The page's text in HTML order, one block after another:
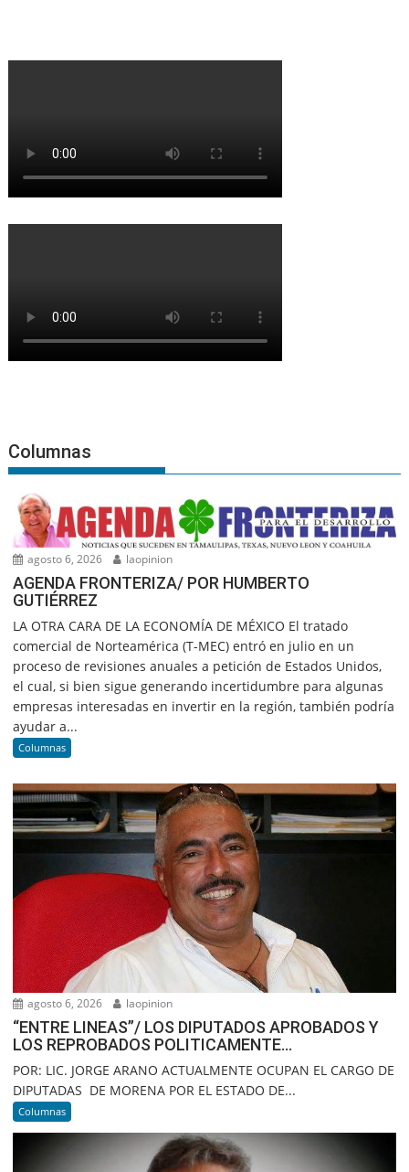
Columnas
agosto 6, 2026 laopinion
AGENDA FRONTERIZA/ POR HUMBERTO
GUTIÉRREZ
LA OTRA CARA DE LA ECONOMÍA DE MÉXICO El tratado
comercial de Norteamérica (T-MEC) entró en julio en un
proceso de revisiones anuales a petición de Estados Unidos,
el cual, si bien sigue generando incertidumbre para algunas
empresas interesadas en invertir en la región, también podría
ayudar a...
Columnas
agosto 6, 2026 laopinion
“ENTRE LINEAS”/ LOS DIPUTADOS APROBADOS Y
LOS REPROBADOS POLITICAMENTE…
POR: LIC. JORGE ARANO ACTUALMENTE OCUPAN EL CARGO DE
DIPUTADAS DE MORENA POR EL ESTADO DE...
Columnas